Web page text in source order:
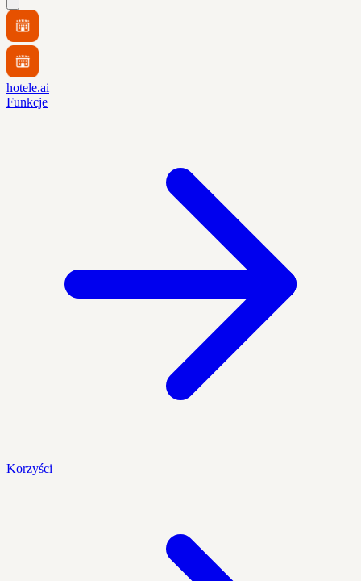
hotele.ai
Funkcje
Korzyści